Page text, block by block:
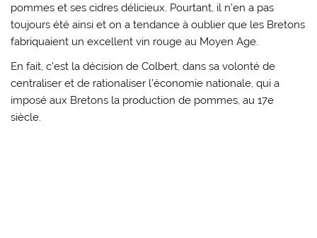
pommes et ses cidres délicieux. Pourtant, il n’en a pas
toujours été ainsi et on a tendance à oublier que les Bretons
fabriquaient un excellent vin rouge au Moyen Age.
En fait, c’est la décision de Colbert, dans sa volonté de
centraliser et de rationaliser l’économie nationale, qui a
imposé aux Bretons la production de pommes, au 17e
siècle.